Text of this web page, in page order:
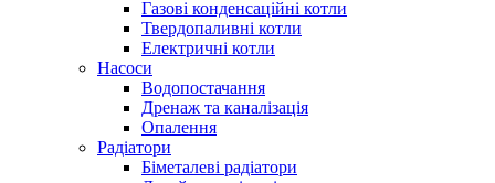
Газові конденсаційні котли
Твердопаливні котли
Електричні котли
Насоси
Водопостачання
Дренаж та каналізація
Опалення
Радіатори
Біметалеві радіатори